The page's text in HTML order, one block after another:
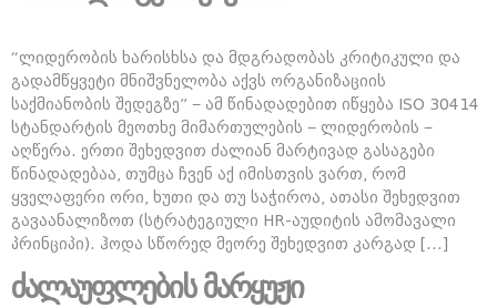
“ლიდერობის ხარისხსა და მდგრადობას კრიტიკული და
გადამწყვეტი მნიშვნელობა აქვს ორგანიზაციის
საქმიანობის შედეგზე” − ამ წინადადებით იწყება ISO 30414
სტანდარტის მეოთხე მიმართულების − ლიდერობის −
აღწერა. ერთი შეხედვით ძალიან მარტივად გასაგები
წინადადებაა, თუმცა ჩვენ აქ იმისთვის ვართ, რომ
ყველაფერი ორი, ხუთი და თუ საჭიროა, ათასი შეხედვით
გავაანალიზოთ (სტრატეგიული HR-აუდიტის ამომავალი
პრინციპი). ჰოდა სწორედ მეორე შეხედვით კარგად […]
ძალაუფლების მარყუჟი